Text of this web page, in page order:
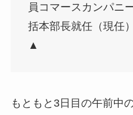
員コマースカンパニ
括本部長就任（現任）
▲
もともと3日目の午前中